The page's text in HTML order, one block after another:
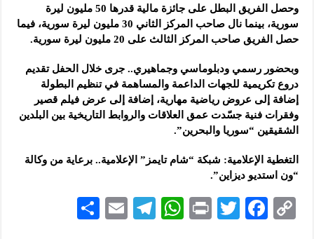
وحصل الفريق البطل على جائزة مالية قدرها 50 مليون ليرة
سورية، بينما نال صاحب المركز الثاني 30 مليون ليرة سورية، فيما
حصل الفريق صاحب المركز الثالث على 20 مليون ليرة سورية.
وبحضور رسمي ودبلوماسي وجماهيري.. جرى خلال الحفل تقديم
دروع تكريمية للجهات الداعمة والمساهمة في تنظيم البطولة
إضافة إلى عروض رياضية مهارية، إضافة إلى عرض فيلم قصير
وفقرات فنية جسّدت عمق العلاقات والروابط التاريخية بين البلدين
الشقيقين “سوريا والبحرين”.
التغطية الإعلامية: شبكة “شام تايمز” الإعلامية.. برعاية من وكالة
“ون استديو ديزاين”.
C
F
T
P
W
Te
E